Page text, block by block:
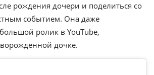
рождения дочери и поделиться со
событием. Она даже
ролик в YouTube,
дочке.